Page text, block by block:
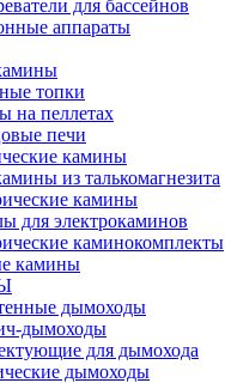
для бассейнов
аппараты
топки
на пеллетах
печи
камины
из талькомагнезита
камины
для электрокаминов
каминокомплекты
камины
дымоходы
дымоходы
для дымохода
дымоходы